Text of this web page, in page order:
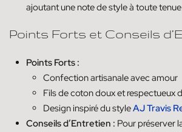
ajoutant une note de style à toute
Points Forts et Conseils
Points Forts :
Confection artisanale avec amour
Fils de coton doux et respectueux
Design inspiré du styleAJ Travis
Conseils d’Entretien : Pour préserver